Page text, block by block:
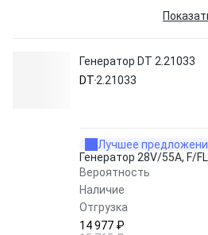
Генератор DT 2.21033
DT 2.21033
Лучшее
Генератор 28V/55A, F/
Вероятность
Наличие
Отгрузка
14 977 ₽